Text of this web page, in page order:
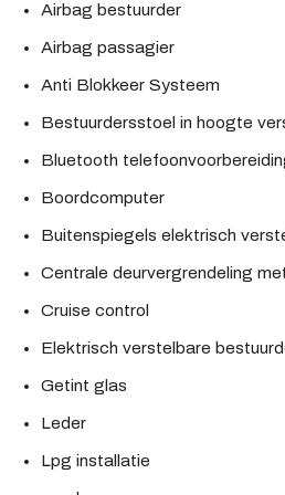
Airbag bestuurder
Airbag passagier
Anti Blokkeer Systeem
Bestuurdersstoel in hoogte
Bluetooth
Boordcomputer
Buitenspiegels elektrisch
Centrale deurvergrendeling
Cruise control
Elektrisch verstelbare
Getint glas
Leder
Lpg installatie